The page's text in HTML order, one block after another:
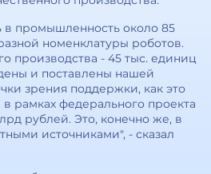
промышленность около 85
номенклатуры роботов.
производства - 45 тыс. единиц
и поставлены нашей
зрения поддержки, как это
в рамках федерального проекта
рублей. Это, конечно же, в
источниками", - сказал